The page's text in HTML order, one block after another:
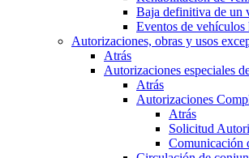
Baja definitiva de un
Eventos de vehículos
Autorizaciones, obras y usos
Atrás
Autorizaciones especiales
Atrás
Autorizaciones
Atrás
Solicitud
Comunicación